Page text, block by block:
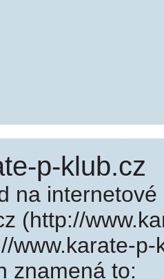
p-klub.cz
na
(http://
www.karate-
znamená to: